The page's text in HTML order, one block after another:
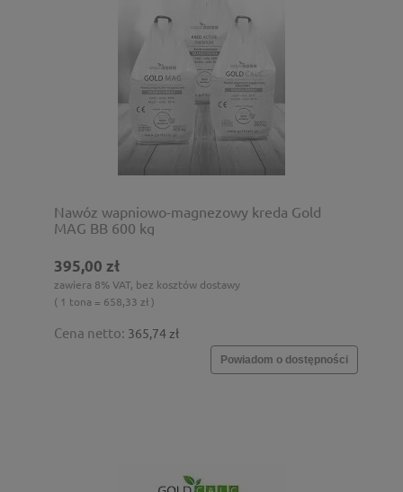
Nawóz wapniowo-magnezowy kreda Gold
MAG BB 600 kg
395,00 zł
zawiera 8% VAT, bez kosztów dostawy
( 1 tona = 658,33 zł )
Cena netto: 365,74 zł
Powiadom o dostępności